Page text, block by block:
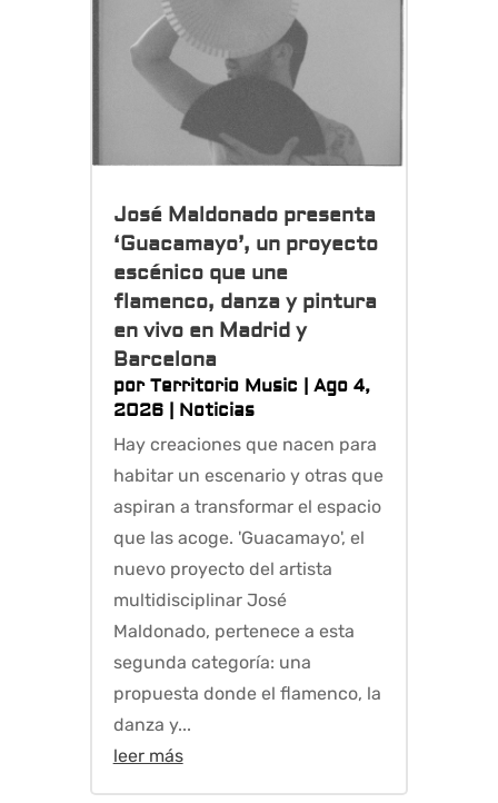
José Maldonado presenta
‘Guacamayo’, un proyecto
escénico que une
flamenco, danza y pintura
en vivo en Madrid y
Barcelona
por Territorio Music
Ago 4,
2026| Noticias
Hay creaciones que nacen para
habitar un escenario y otras que
aspiran a transformar el espacio
que las acoge. 'Guacamayo', el
nuevo proyecto del artista
multidisciplinar José
Maldonado, pertenece a esta
segunda categoría: una
propuesta donde el flamenco, la
danza y...
leer más